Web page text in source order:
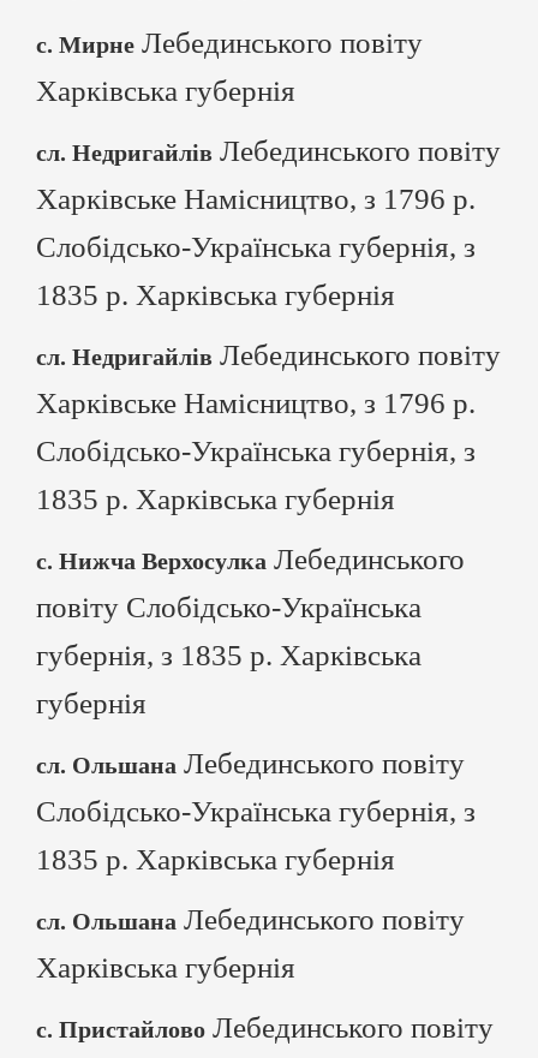
с. Мирне Лебединського повіту
Харківська губернія
сл. Недригайлів Лебединського повіту
Харківське Намісництво, з 1796 р.
Слобідсько-Українська губернія, з
1835 р. Харківська губернія
сл. Недригайлів Лебединського повіту
Харківське Намісництво, з 1796 р.
Слобідсько-Українська губернія, з
1835 р. Харківська губернія
с. Нижча Верхосулка Лебединського
повіту Слобідсько-Українська
губернія, з 1835 р. Харківська
губернія
сл. Ольшана Лебединського повіту
Слобідсько-Українська губернія, з
1835 р. Харківська губернія
сл. Ольшана Лебединського повіту
Харківська губернія
с. Пристайлово Лебединського повіту